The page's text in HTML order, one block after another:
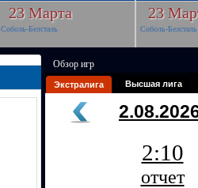
23 Марта 23
Соболь-Белсталь Соболь-Белсталь
Обзор игр
Экстралига Высшая лига
2:10
отчет